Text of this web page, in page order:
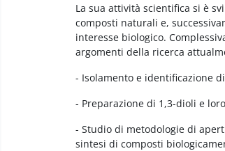
La sua attività scientifica si è
composti naturali e,
interesse biologico.
argomenti della ricerca
- Isolamento e identificazione
- Preparazione di 1,3-dioli e
- Studio di metodologie di
sintesi di composti